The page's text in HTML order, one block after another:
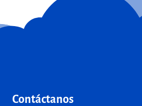
Contáctanos